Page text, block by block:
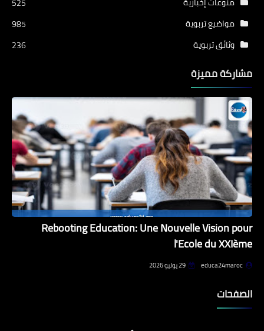
مواضيع تربوية
985
وثائق تربوية
236
مشاركة مميزة
Rebooting Education: Une Nouvelle Vision pour
l'Ecole du XXIème
educa24maroc 29 يوليو 2026
الصفحات